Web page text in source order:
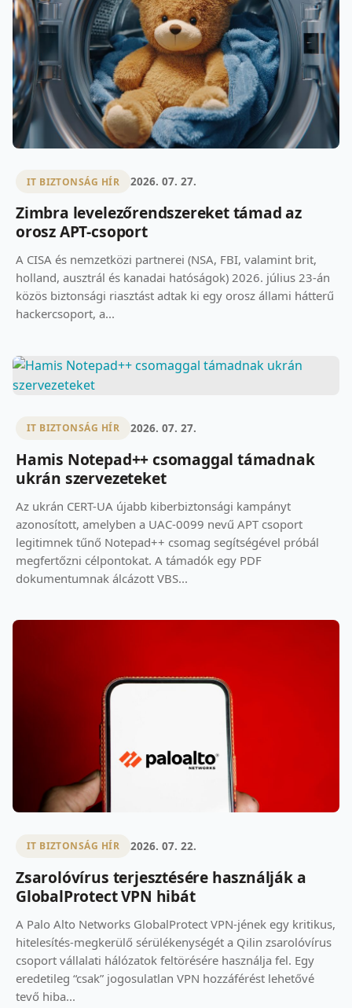
IT BIZTONSÁG HÍR 2026. 07. 27.
Zimbra levelezőrendszereket támad az
orosz APT-csoport
A CISA és nemzetközi partnerei (NSA, FBI, valamint brit,
holland, ausztrál és kanadai hatóságok) 2026. július 23-án
közös biztonsági riasztást adtak ki egy orosz állami hátterű
hackercsoport, a...
IT BIZTONSÁG HÍR 2026. 07. 27.
Hamis Notepad++ csomaggal támadnak
ukrán szervezeteket
Az ukrán CERT-UA újabb kiberbiztonsági kampányt
azonosított, amelyben a UAC-0099 nevű APT csoport
legitimnek tűnő Notepad++ csomag segítségével próbál
megfertőzni célpontokat. A támadók egy PDF
dokumentumnak álcázott VBS...
IT BIZTONSÁG HÍR 2026. 07. 22.
Zsarolóvírus terjesztésére használják a
GlobalProtect VPN hibát
A Palo Alto Networks GlobalProtect VPN-jének egy kritikus,
hitelesítés-megkerülő sérülékenységét a Qilin zsarolóvírus
csoport vállalati hálózatok feltörésére használja fel. Egy
eredetileg “csak” jogosulatlan VPN hozzáférést lehetővé
tevő hiba...